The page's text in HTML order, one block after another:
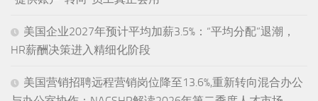
美国企业2027年预计平均加薪3.5%：“平均分配”退潮，
HR薪酬决策进入精细化阶段
美国营销招聘远程营销岗位降至13.6%,重新转向混合办公